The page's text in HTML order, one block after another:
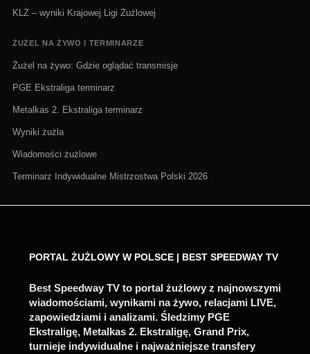
KLŻ – wyniki Krajowej Ligi Żużlowej
ŻUŻEL NA ŻYWO I TERMINARZE
Żużel na żywo: Gdzie oglądać transmisje
PGE Ekstraliga terminarz
Metalkas 2. Ekstraliga terminarz
Wyniki żużla
Wiadomości żużlowe
Terminarz Indywidualne Mistrzostwa Polski 2026
PORTAL ŻUŻLOWY W POLSCE | BEST SPEEDWAY TV
Best Speedway TV to portal żużlowy z najnowszymi
wiadomościami, wynikami na żywo, relacjami LIVE,
zapowiedziami i analizami. Śledzimy PGE
Ekstraligę, Metalkas 2. Ekstraligę, Grand Prix,
turnieje indywidualne i najważniejsze transfery